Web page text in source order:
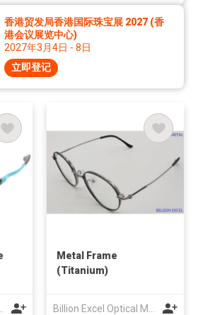
香港贸发局香港国际珠宝展 2027 (香
港会议展览中心)
2027年3月4日 - 8日
立即登记
Metal Frame
(Titanium)